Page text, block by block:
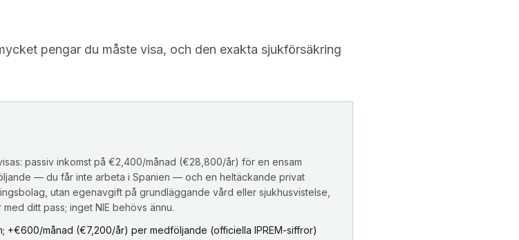
pengar du måste visa, och den exakta sjukförsäkring
passiv inkomst på €2,400/månad (€28,800/år) för en ensam
— du får inte arbeta i Spanien — och en heltäckande privat
utan egenavgift på grundläggande vård eller sjukhusvistelse,
ditt pass; inget NIE behövs ännu.
+€600/månad (€7,200/år) per medföljande (officiella IPREM-siffror)